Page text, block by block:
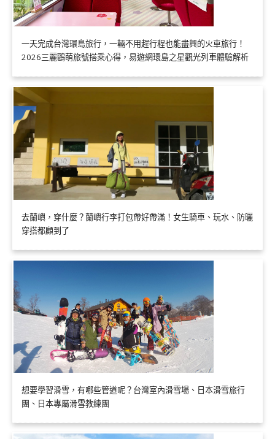
一天完成台灣環島旅行，一輛不用趕行程也能盡興的火車旅行！
2026三麗鷗萌旅號搭乘心得，易遊網環島之星觀光列車體驗解析
去蘭嶼，穿什麼？蘭嶼行李打包帶好帶滿！女生騎車、玩水、防曬
穿搭都顧到了
想要學習滑雪，有哪些管道呢？台灣室內滑雪場、日本滑雪旅行
團、日本專屬滑雪教練團